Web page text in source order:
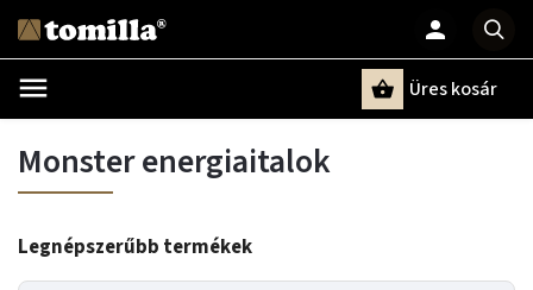
Üres kosár
Monster energiaitalok
Legnépszerűbb termékek